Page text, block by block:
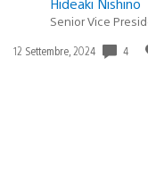
Senior Vice
Data
12 Settembre, 2024 4